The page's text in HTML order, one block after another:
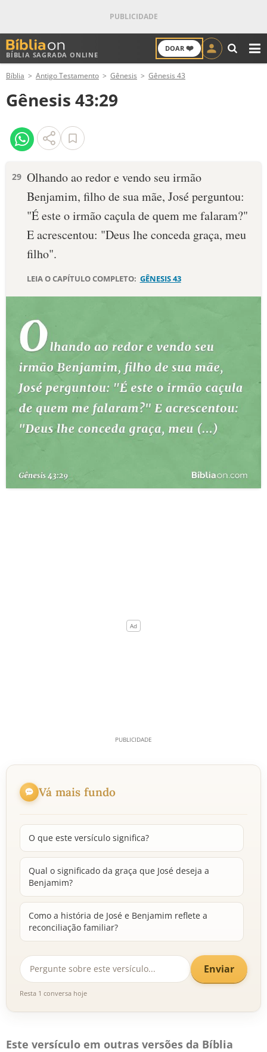
BÍBLIA SAGRADA ONLINE
DOAR ❤️
ANTIGO TESTAMENTO
NOVO TESTAMENTO
VERSÍCULOS
PALAVRA DO DIA
SALMO DO DIA
DEVOCIONAL DIÁRIO
ESTUDOS BÍBLICOS
ESBOÇOS DE PREGAÇÃO
TEMAS
PERGUNTE À BÍBLIA IA
QUEM SOMOS
Bíblia Antigo Testamento Gênesis Gênesis 43
Gênesis 43:29
29 Olhando ao redor e vendo seu irmão
Benjamim, filho de sua mãe, José perguntou:
"É este o irmão caçula de quem me falaram?"
E acrescen­tou: "Deus lhe conceda graça, meu
fi­lho".
LEIA O CAPÍTULO COMPLETO: GÊNESIS 43
Vá mais fundo
O que este versículo significa?
Qual o significado da graça que José deseja a
Benjamim?
Como a história de José e Benjamim reflete a
reconciliação familiar?
Enviar
Resta 1 conversa hoje
Este versículo em outras versões da Bíblia